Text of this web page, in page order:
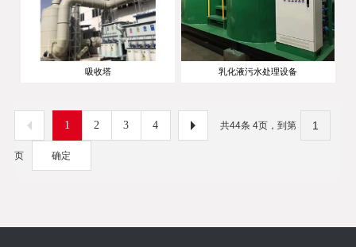
吸收塔 乳化液污水处理设备
1 2 3 4 共44条 4页，到第
页 确定